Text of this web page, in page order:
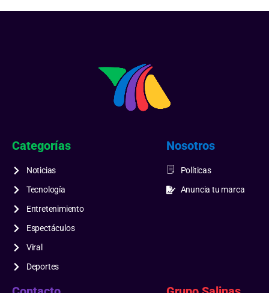
Categorías
Noticias
Tecnología
Entretenimiento
Espectáculos
Viral
Deportes
Nosotros
Políticas
Anuncia tu marca